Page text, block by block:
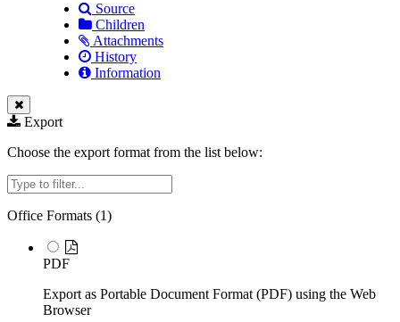
Source
Children
Attachments
History
Information
Export
Choose the export format from the list below:
Filter
Office Formats (1)
PDF
Export as Portable Document Format (PDF) using the Web
Browser